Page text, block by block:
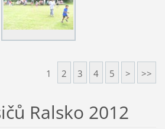
1 2 3 4 5 > >>
Ralsko 2012